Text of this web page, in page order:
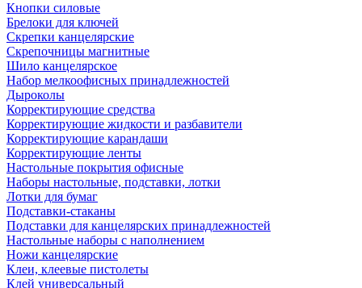
Кнопки силовые
Брелоки для ключей
Скрепки канцелярские
Скрепочницы магнитные
Шило канцелярское
Набор мелкоофисных принадлежностей
Дыроколы
Корректирующие средства
Корректирующие жидкости и разбавители
Корректирующие карандаши
Корректирующие ленты
Настольные покрытия офисные
Наборы настольные, подставки, лотки
Лотки для бумаг
Подставки-стаканы
Подставки для канцелярских принадлежностей
Настольные наборы с наполнением
Ножи канцелярские
Клеи, клеевые пистолеты
Клей универсальный